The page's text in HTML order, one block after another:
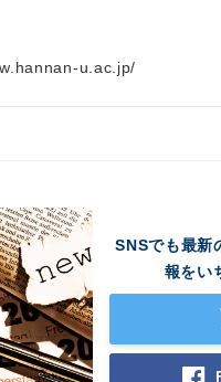
u.ac.jp/
SNSでも最新
報をい